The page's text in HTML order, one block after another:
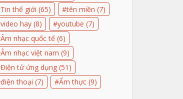
Tin thế giới (65) tên miền (7)
video hay (8) youtube (7)
Âm nhạc quốc tế (6)
Âm nhạc việt nam (9)
Điện tử ứng dụng (51)
điện thoại (7) Ẩm thực (9)